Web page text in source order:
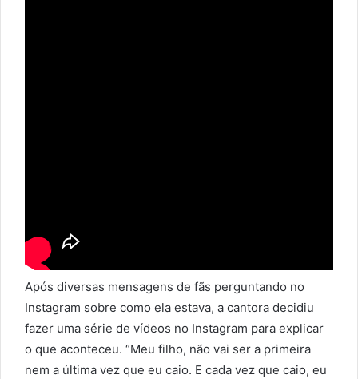
Após diversas mensagens de fãs perguntando no
Instagram sobre como ela estava, a cantora decidiu
fazer uma série de vídeos no Instagram para explicar
o que aconteceu. “Meu filho, não vai ser a primeira
nem a última vez que eu caio. E cada vez que caio, eu